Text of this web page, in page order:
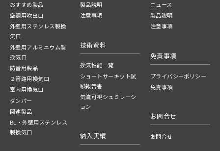
おすすめ製品
空調用吹出口
外壁用ステンレス製換
気口
外壁用アルミニウム製
換気口
防音用製品
２管路用換気口
室内用換気口
ダンパー
関連製品
BL・外壁用ステンレス
製換気口
製品説明
注意事項
技術資料
換気性能一覧
ショートサーキット試
験報告書
気流可視シュミレーシ
ョン
納入実績
ニュース
製品説明
注意事項
免責事項
プライバシーポリシー
免責事項
お問合せ
お問合せ